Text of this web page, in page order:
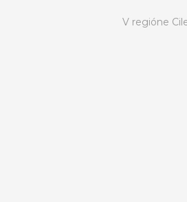
V regióne